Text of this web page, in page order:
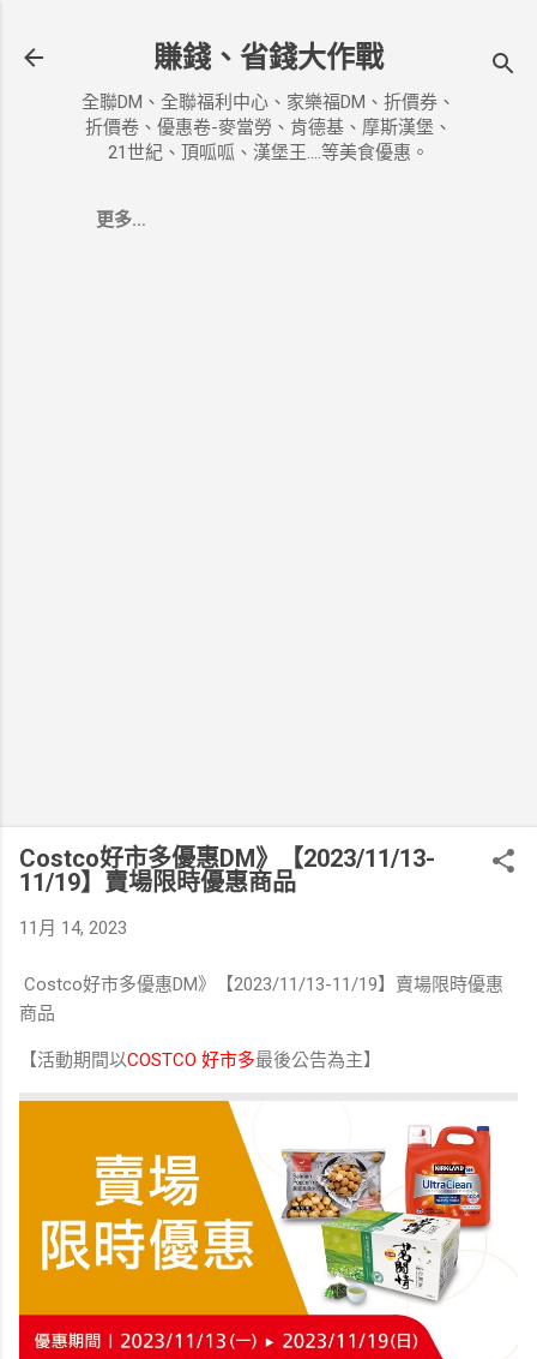
賺錢、省錢大作戰
全聯DM、全聯福利中心、家樂福DM、折價券、
折價卷、優惠卷-麥當勞、肯德基、摩斯漢堡、
21世紀、頂呱呱、漢堡王....等美食優惠。
更多…
Costco好市多優惠DM》【2023/11/13-
11/19】賣場限時優惠商品
11月 14, 2023
Costco好市多優惠DM》【2023/11/13-11/19】賣場限時優惠
商品
【活動期間以COSTCO 好市多最後公告為主】